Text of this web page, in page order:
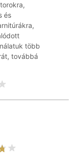
és
több
továbbá